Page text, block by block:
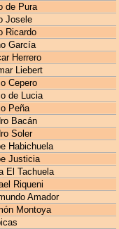
de Pura
Josele
Ricardo
García
Herrero
Liebert
Cepero
de Lucia
Peña
Bacán
Soler
Habichuela
Justicia
El Tachuela
Riqueni
Amador
Montoya